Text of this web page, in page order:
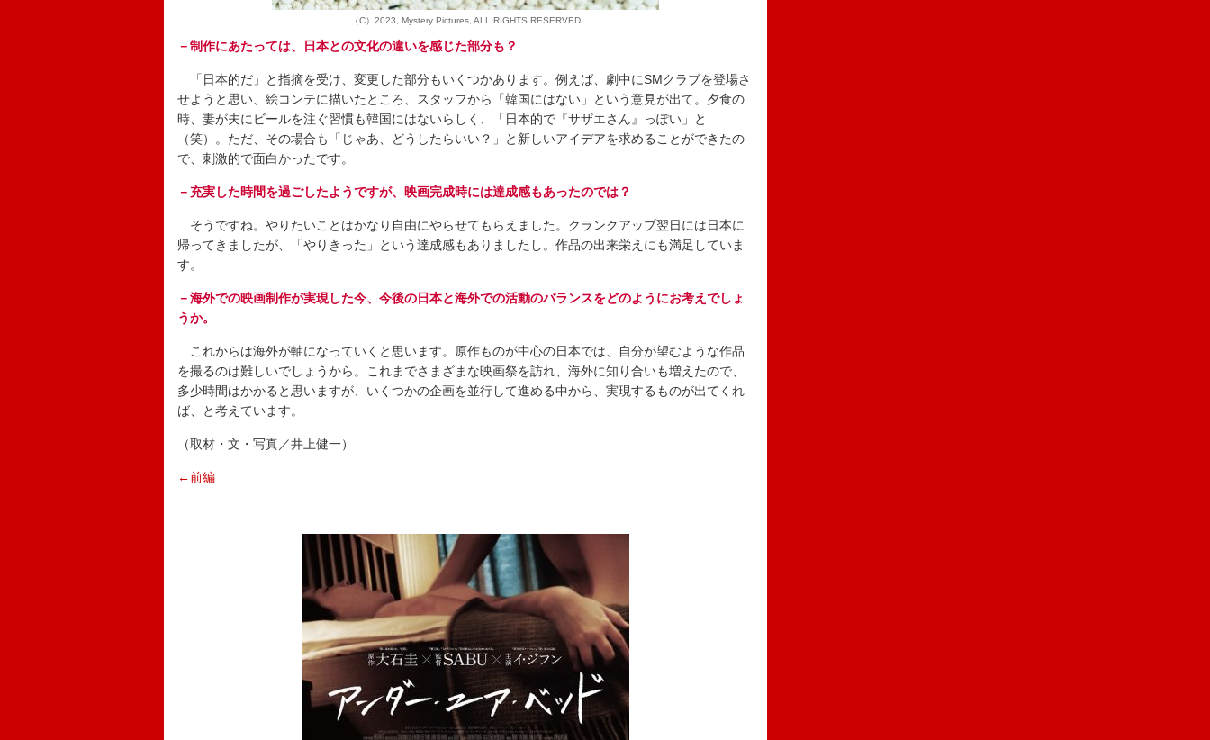
（C）2023, Mystery Pictures, ALL RIGHTS RESERVED
－制作にあたっては、日本との文化の違いを感じた部分も？
「日本的だ」と指摘を受け、変更した部分もいくつかあります。例えば、劇中にSMクラブを登場さ
せようと思い、絵コンテに描いたところ、スタッフから「韓国にはない」という意見が出て。夕食の
時、妻が夫にビールを注ぐ習慣も韓国にはないらしく、「日本的で『サザエさん』っぽい」と
（笑）。ただ、その場合も「じゃあ、どうしたらいい？」と新しいアイデアを求めることができたの
で、刺激的で面白かったです。
－充実した時間を過ごしたようですが、映画完成時には達成感もあったのでは？
そうですね。やりたいことはかなり自由にやらせてもらえました。クランクアップ翌日には日本に
帰ってきましたが、「やりきった」という達成感もありましたし。作品の出来栄えにも満足していま
す。
－海外での映画制作が実現した今、今後の日本と海外での活動のバランスをどのようにお考えでしょ
うか。
これからは海外が軸になっていくと思います。原作ものが中心の日本では、自分が望むような作品
を撮るのは難しいでしょうから。これまでさまざまな映画祭を訪れ、海外に知り合いも増えたので、
多少時間はかかると思いますが、いくつかの企画を並行して進める中から、実現するものが出てくれ
ば、と考えています。
（取材・文・写真／井上健一）
←前編